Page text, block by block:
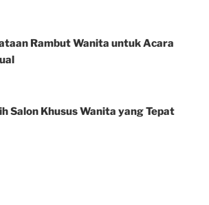
Rambut Wanita untuk Acara
Salon Khusus Wanita yang Tepat